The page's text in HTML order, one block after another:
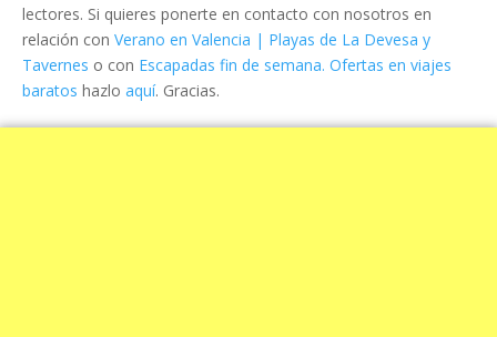
lectores. Si quieres ponerte en contacto con nosotros en
relación con Verano en Valencia | Playas de La Devesa y
Tavernes o con Escapadas fin de semana. Ofertas en viajes
baratos hazlo aquí. Gracias.